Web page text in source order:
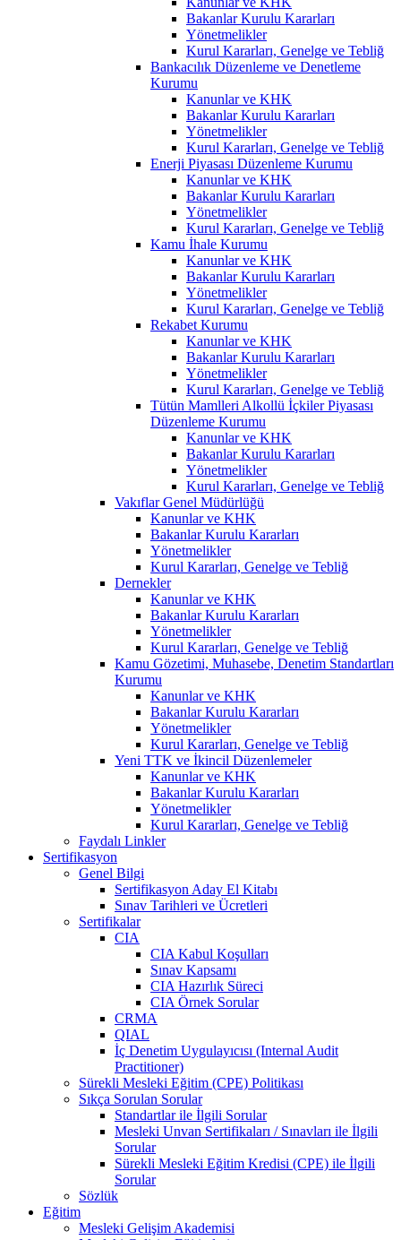
Bakanlar Kurulu Kararları
Yönetmelikler
Kurul Kararları, Genelge ve Tebliğ
Bankacılık Düzenleme ve Denetleme
Kurumu
Kanunlar ve KHK
Bakanlar Kurulu Kararları
Yönetmelikler
Kurul Kararları, Genelge ve Tebliğ
Enerji Piyasası Düzenleme Kurumu
Kanunlar ve KHK
Bakanlar Kurulu Kararları
Yönetmelikler
Kurul Kararları, Genelge ve Tebliğ
Kamu İhale Kurumu
Kanunlar ve KHK
Bakanlar Kurulu Kararları
Yönetmelikler
Kurul Kararları, Genelge ve Tebliğ
Rekabet Kurumu
Kanunlar ve KHK
Bakanlar Kurulu Kararları
Yönetmelikler
Kurul Kararları, Genelge ve Tebliğ
Tütün Mamlleri Alkollü İçkiler Piyasası
Düzenleme Kurumu
Kanunlar ve KHK
Bakanlar Kurulu Kararları
Yönetmelikler
Kurul Kararları, Genelge ve Tebliğ
Vakıflar Genel Müdürlüğü
Kanunlar ve KHK
Bakanlar Kurulu Kararları
Yönetmelikler
Kurul Kararları, Genelge ve Tebliğ
Dernekler
Kanunlar ve KHK
Bakanlar Kurulu Kararları
Yönetmelikler
Kurul Kararları, Genelge ve Tebliğ
Kamu Gözetimi, Muhasebe, Denetim Standartları
Kurumu
Kanunlar ve KHK
Bakanlar Kurulu Kararları
Yönetmelikler
Kurul Kararları, Genelge ve Tebliğ
Yeni TTK ve İkincil Düzenlemeler
Kanunlar ve KHK
Bakanlar Kurulu Kararları
Yönetmelikler
Kurul Kararları, Genelge ve Tebliğ
Faydalı Linkler
Sertifikasyon
Genel Bilgi
Sertifikasyon Aday El Kitabı
Sınav Tarihleri ve Ücretleri
Sertifikalar
CIA
CIA Kabul Koşulları
Sınav Kapsamı
CIA Hazırlık Süreci
CIA Örnek Sorular
CRMA
QIAL
İç Denetim Uygulayıcısı (Internal Audit
Practitioner)
Sürekli Mesleki Eğitim (CPE) Politikası
Sıkça Sorulan Sorular
Standartlar ile İlgili Sorular
Mesleki Unvan Sertifikaları / Sınavları ile İlgili
Sorular
Sürekli Mesleki Eğitim Kredisi (CPE) ile İlgili
Sorular
Sözlük
Eğitim
Mesleki Gelişim Akademisi